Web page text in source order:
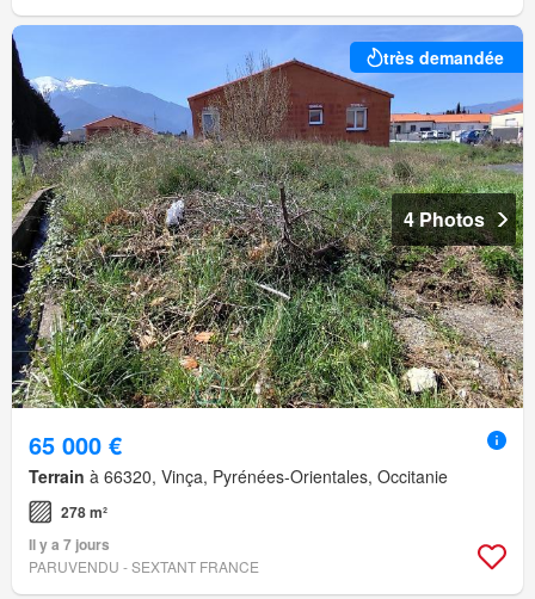
très demandée
4 Photos
65 000 €
Terrain à 66320, Vinça, Pyrénées-Orientales, Occitanie
278 m²
Il y a 7 jours
PARUVENDU - SEXTANT FRANCE